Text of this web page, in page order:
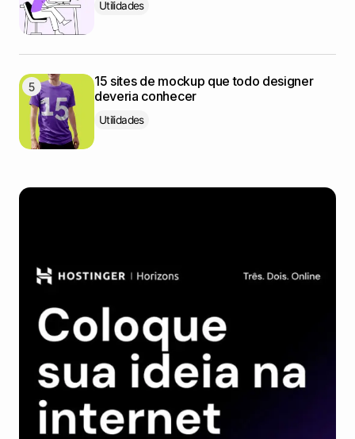
Utilidades
15 sites de mockup que todo designer
deveria conhecer
Utilidades